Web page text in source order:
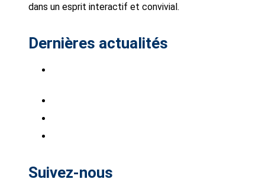
dans un esprit interactif et convivial.
Dernières actualités
Suivez-nous